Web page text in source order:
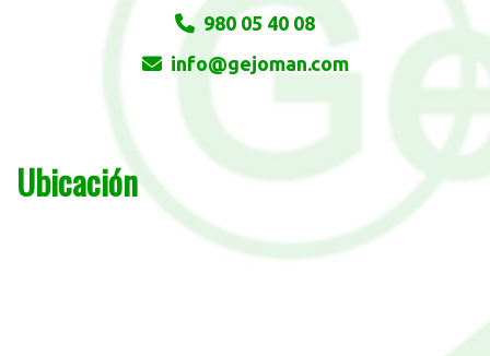
980 05 40 08
info
gejoman.com
Ubicación